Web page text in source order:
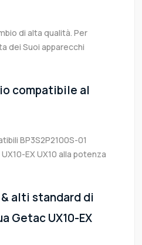
di alta qualità. Per
dei Suoi apparecchi
compatibile al
BP3S2P2100S-01
EX UX10 alla potenza
alti standard di
Getac UX10-EX